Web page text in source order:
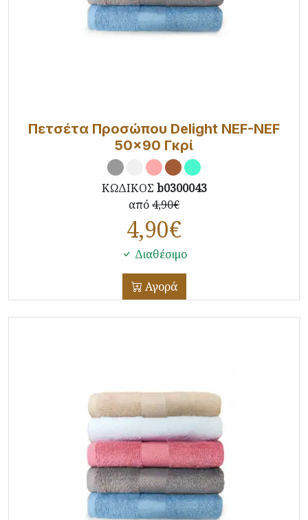
Πετσέτα Προσώπου Delight NEF-NEF
50x90 Γκρί
ΚΩΔΙΚΟΣ b0300043
από4,90€
4,90€
Διαθέσιμο
Αγορά